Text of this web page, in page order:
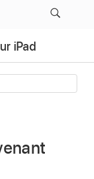
iPad